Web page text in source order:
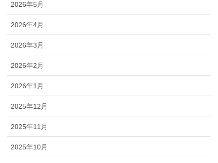
2026年5月
2026年4月
2026年3月
2026年2月
2026年1月
2025年12月
2025年11月
2025年10月